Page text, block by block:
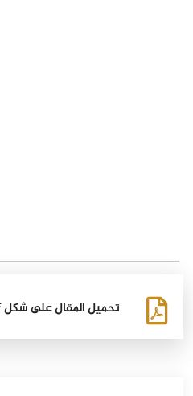
تحميل المقال على شكل PDF